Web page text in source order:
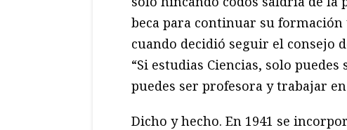
beca para continuar su
cuando decidió seguir el consejo
“Si estudias Ciencias, solo
puedes ser profesora y trabajar
Dicho y hecho. En 1941 se